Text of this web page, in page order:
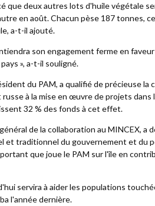
que deux autres lots d'huile végétale
en août. Chacun pèse 187 tonnes,
a-t-il ajouté.
son engagement ferme en
», a-t-il souligné.
du PAM, a qualifié de précieuse la
à la mise en œuvre de projets dans
32 % des fonds à cet effet.
de la collaboration au MINCEX, a
et traditionnel du gouvernement et du
que joue le PAM sur l'île en
servira à aider les populations
l'année dernière.